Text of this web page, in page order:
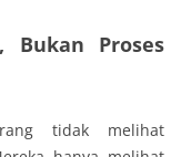
Bukan Proses
tidak melihat